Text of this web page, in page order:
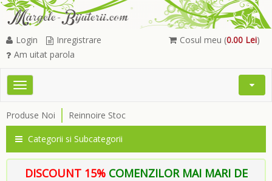
Cosul meu (0.00 Lei)
Login
Inregistrare
Am uitat parola
Toggle
Open
Produse Noi Reinnoire Stoc
Categorii si Subcategorii
DISCOUNT 15% COMENZILOR MAI MARI DE